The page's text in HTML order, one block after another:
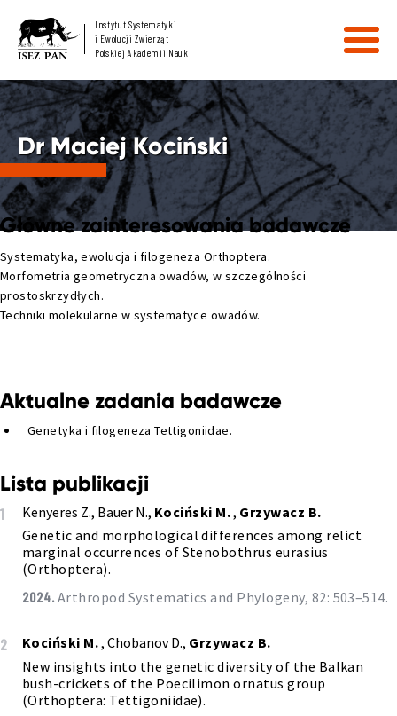
Instytut Systematyki
i Ewolucji Zwierząt
Polskiej Akademii Nauk
Dr Maciej Kociński
Główne zainteresowania badawcze
Systematyka, ewolucja i filogeneza Orthoptera.
Morfometria geometryczna owadów, w szczególności
prostoskrzydłych.
Techniki molekularne w systematyce owadów.
Aktualne zadania badawcze
Genetyka i filogeneza Tettigoniidae.
Lista publikacji
1 Kenyeres Z., Bauer N., Kociński M., Grzywacz B.
Genetic and morphological differences among relict
marginal occurrences of Stenobothrus eurasius
(Orthoptera).
2024. Arthropod Systematics and Phylogeny, 82: 503–514.
2 Kociński M., Chobanov D., Grzywacz B.
New insights into the genetic diversity of the Balkan
bush-crickets of the Poecilimon ornatus group
(Orthoptera: Tettigoniidae).